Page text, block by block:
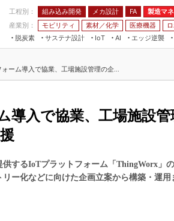
工程別： 組み込み開発 メカ設計 FA 製造マ
産業別：
モビリティ 素材／化学 医療機器
脱炭素
サステナ設計
IoT
場
AI
設備保全
エッジ逆襲
JIMTOF
IIFES
TECHNO-FRONTIER
つながるクルマ
VR／AR
フィールドサービス
組み込み画像技術
組み込みモデリング
FA
モビリティ
ーム導入で協業、工場施設管理の企...
導入で協業、工場施設管
するIoTプラットフォーム「ThingWorx」
ー化などに向けた企画立案から構築・運用